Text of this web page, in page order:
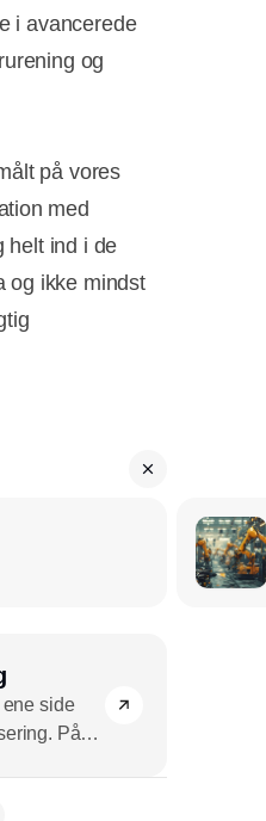
i avancerede
og
på vores
med
helt ind i de
og ikke mindst
side
På